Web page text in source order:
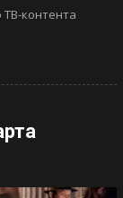
контента